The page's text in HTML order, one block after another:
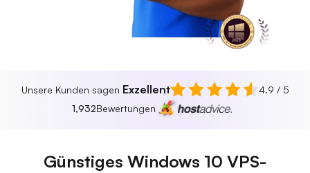
Unsere Kunden sagen Exzellent
4.9 / 5
1,932Bewertungen
Günstiges Windows 10 VPS-